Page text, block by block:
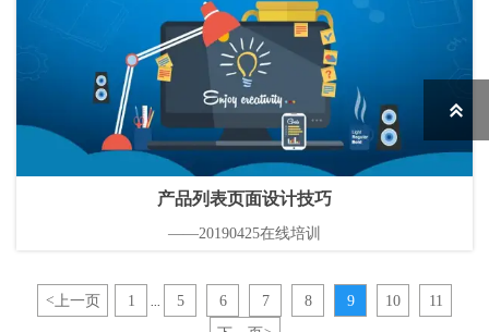
产品列表页面设计技巧
——20190425在线培训
< 上一页 1 5 6 7 8 9 10
11
